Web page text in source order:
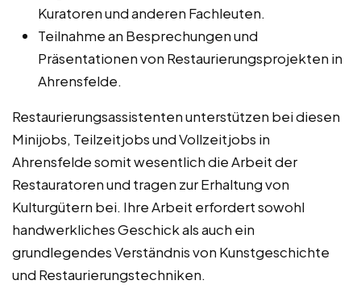
Kuratoren und anderen Fachleuten.
Teilnahme an Besprechungen und
Präsentationen von Restaurierungsprojekten in
Ahrensfelde.
Restaurierungsassistenten unterstützen bei diesen
Minijobs, Teilzeitjobs und Vollzeitjobs in
Ahrensfelde somit wesentlich die Arbeit der
Restauratoren und tragen zur Erhaltung von
Kulturgütern bei. Ihre Arbeit erfordert sowohl
handwerkliches Geschick als auch ein
grundlegendes Verständnis von Kunstgeschichte
und Restaurierungstechniken.